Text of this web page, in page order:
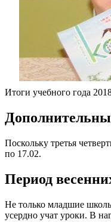
Итоги учебного года
Поскольку третья
по 17.02.
Период
Не только младшие
усердно учат уроки. В